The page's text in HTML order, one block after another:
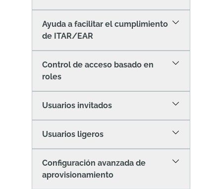
Ayuda a facilitar el cumplimiento
de ITAR/EAR
Control de acceso basado en
roles
Usuarios invitados
Usuarios ligeros
Configuración avanzada de
aprovisionamiento